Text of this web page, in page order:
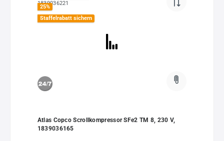
25%
Staffelrabatt sichern
Atlas Copco Scrollkompressor SFe2 TM 8, 230 V,
1839036165